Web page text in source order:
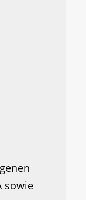
sowie